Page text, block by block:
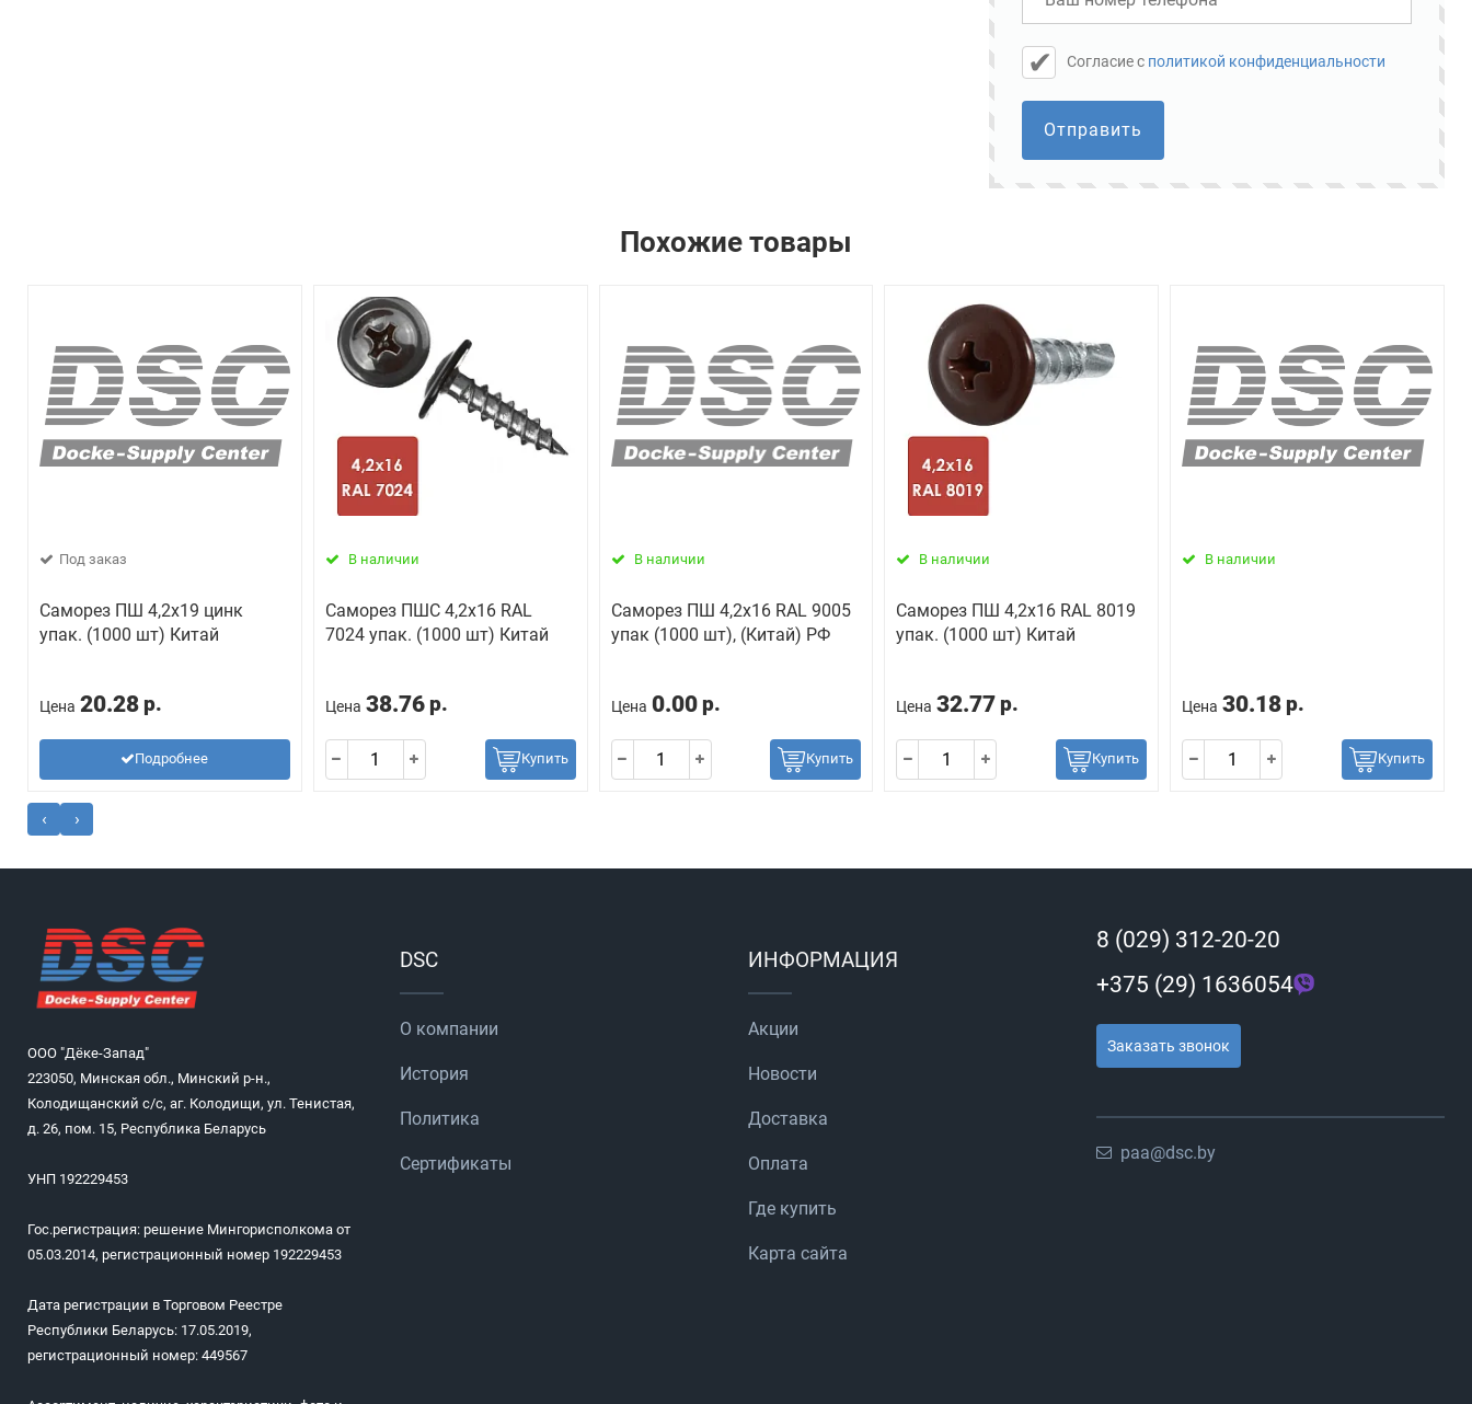
Cогласие с политикой конфиденциальности
Отправить
Похожие товары
Под заказ
Саморез ПШ 4,2х19 цинк
упак. (1000 шт) Китай
Цена 20.28 р.
Подробнее
В наличии
Саморез ПШС 4,2х16 RAL
7024 упак. (1000 шт) Китай
Цена 38.76 р.
Купить
В наличии
Саморез ПШ 4,2х16 RAL 9005
упак (1000 шт), (Китай) РФ
Цена 0.00 р.
Купить
В наличии
Саморез ПШ 4,2х16 RAL 8019
упак. (1000 шт) Китай
Цена 32.77 р.
Купить
В наличии
Цена 30.18 р.
Купить
‹ ›
ООО "Дёке-Запад"
223050, Минская обл., Минский р-н.,
Колодищанский с/с, аг. Колодищи, ул. Тенистая,
д. 26, пом. 15, Республика Беларусь
УНП 192229453
Гос.регистрация: решение Мингорисполкома от
05.03.2014, регистрационный номер 192229453
Дата регистрации в Торговом Реестре
Республики Беларусь: 17.05.2019,
регистрационный номер: 449567
DSC
О компании
История
Политика
Сертификаты
ИНФОРМАЦИЯ
Акции
Новости
Доставка
Оплата
Где купить
Карта сайта
8 (029) 312-20-20
+375 (29) 1636054
Заказать звонок
paa@dsc.by